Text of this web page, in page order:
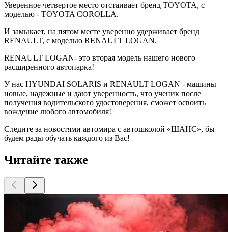
Уверенное четвертое место отстаивает бренд TOYOTA, с
моделью - TOYOTA COROLLA.
И замыкает, на пятом месте уверенно удерживает бренд
RENAULT, с моделью RENAULT LOGAN.
RENAULT LOGAN- это вторая модель нашего нового
расширенного автопарка!
У нас HYUNDAI SOLARIS и RENAULT LOGAN - машины
новые, надежные и дают уверенность, что ученик после
получения водительского удостоверения, сможет освоить
вождение любого автомобиля!
Следите за новостями автомира с автошколой «ШАНС», бы
будем рады обучать каждого из Вас!
Читайте также